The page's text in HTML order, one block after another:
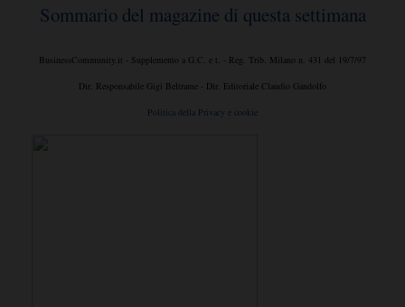
Sommario del magazine di questa settimana
BusinessCommunity.it - Supplemento a G.C. e t. - Reg. Trib. Milano n. 431 del 19/7/97
Dir. Responsabile Gigi Beltrame - Dir. Editoriale Claudio Gandolfo
Politica della Privacy e cookie